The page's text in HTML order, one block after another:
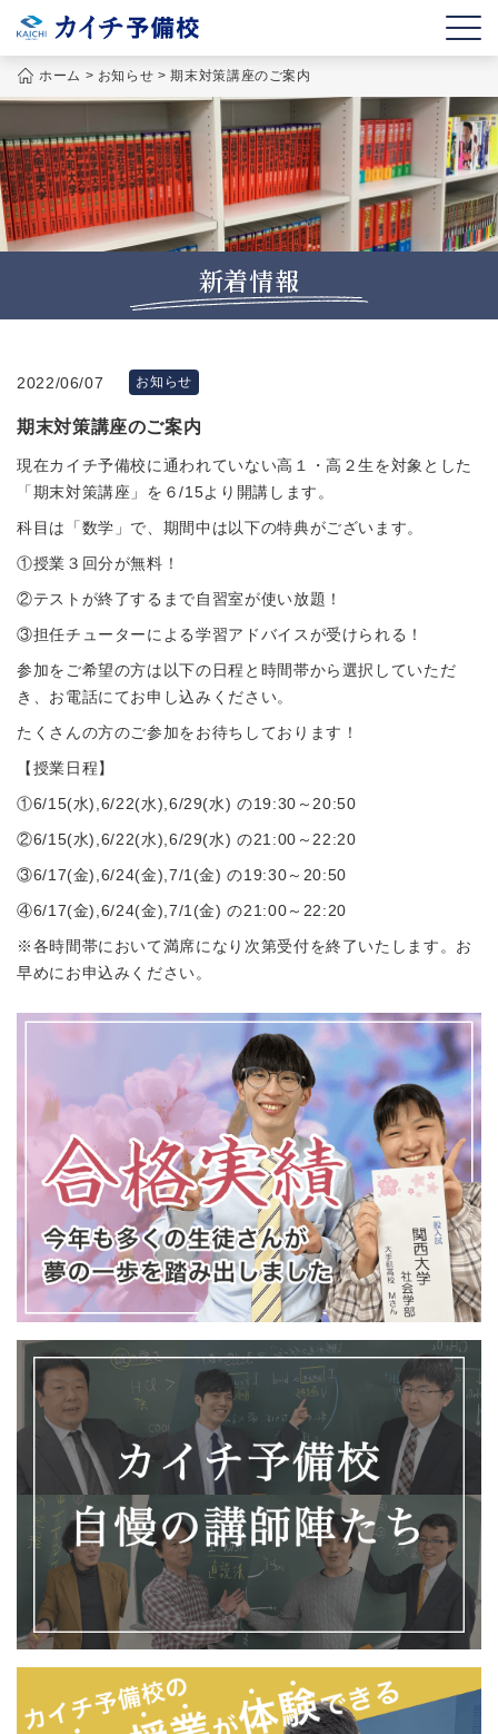
ホーム > お知らせ >期末対策講座のご案内
新着情報
2022/06/07 お知らせ
期末対策講座のご案内
現在カイチ予備校に通われていない高１・高２生を対象とした
「期末対策講座」を６/15より開講します。
科目は「数学」で、期間中は以下の特典がございます。
①授業３回分が無料！
②テストが終了するまで自習室が使い放題！
③担任チューターによる学習アドバイスが受けられる！
参加をご希望の方は以下の日程と時間帯から選択していただ
き、お電話にてお申し込みください。
たくさんの方のご参加をお待ちしております！
【授業日程】
①6/15(水),6/22(水),6/29(水) の19:30～20:50
②6/15(水),6/22(水),6/29(水) の21:00～22:20
③6/17(金),6/24(金),7/1(金) の19:30～20:50
④6/17(金),6/24(金),7/1(金) の21:00～22:20
※各時間帯において満席になり次第受付を終了いたします。お
早めにお申込みください。